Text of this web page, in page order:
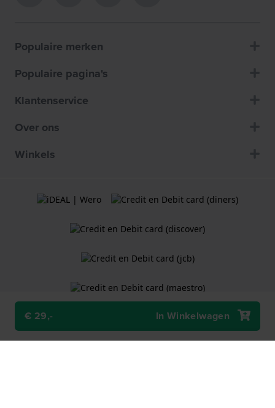
€ 29,- In Winkelwagen
Populaire merken
Populaire pagina's
Klantenservice
Over ons
Winkels